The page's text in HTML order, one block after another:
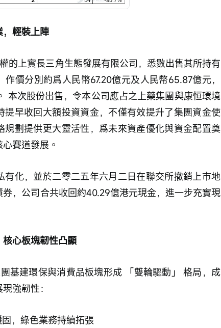
輕裝上陣
的上實長三角生態發展有限公司，悉數出售其所持有
價分別約爲人民幣67.20億元及人民幣65.87億元，
本次股份出售，令本公司應占之上藥集團與康恒環境
提早收回大額投資資金，不僅有效提升了集團資金使
規劃提供更大靈活性，爲未來資產優化與資金配置奠
賽道發展。
有化，並於二零二五年六月二日在聯交所撤銷上市地
，公司合共收回約40.29億港元現金，進一步充實現
心板塊韌性凸顯
基建環保與消費品板塊形成 「雙輪驅動」 格局，成
強韌性：
，綠色業務持續拓張